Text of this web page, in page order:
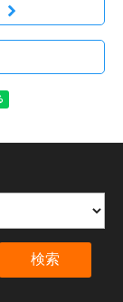
検索